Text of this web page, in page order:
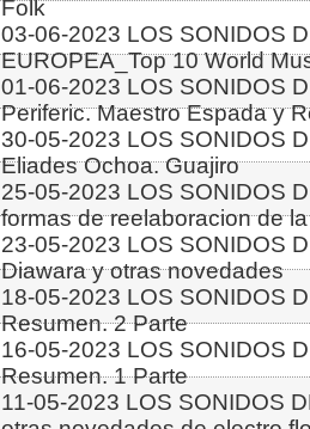
Folk
03-06-2023 LOS SONIDOS
EUROPEA_Top 10 World
01-06-2023 LOS SONIDOS
Periferic. Maestro Espada y
30-05-2023 LOS SONIDOS
Eliades Ochoa. Guajiro
25-05-2023 LOS SONIDOS
formas de reelaboracion de
23-05-2023 LOS SONIDOS
Diawara y otras novedades
18-05-2023 LOS SONIDOS
Resumen. 2 Parte
16-05-2023 LOS SONIDOS
Resumen. 1 Parte
11-05-2023 LOS SONIDOS